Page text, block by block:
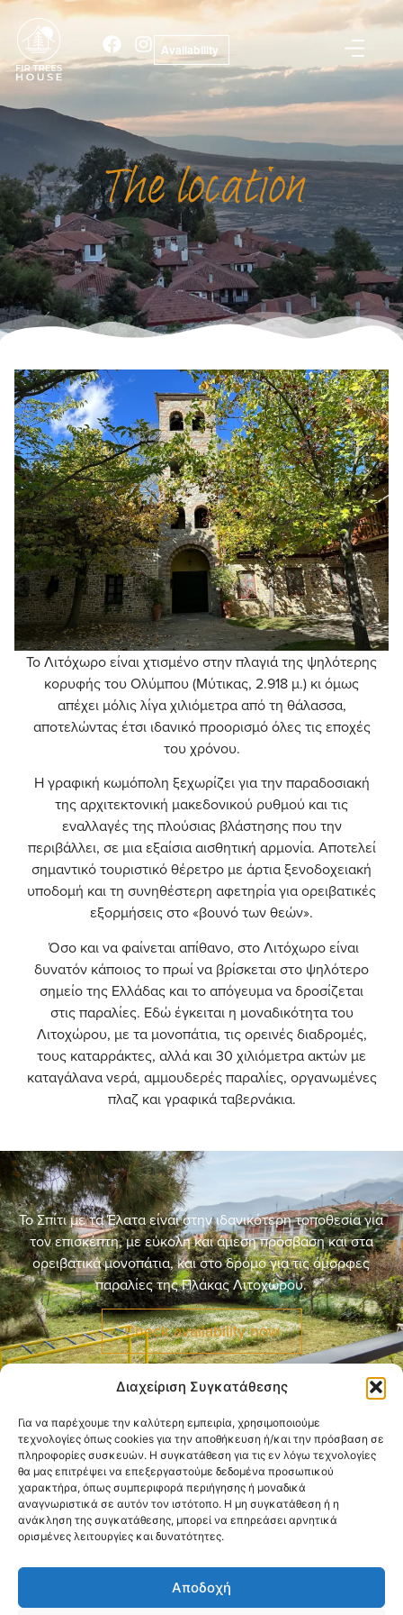
Διαχείριση Συγκατάθεσης
Για να παρέχουμε την καλύτερη εμπειρία, χρησιμοποιούμε
τεχνολογίες όπως cookies για την αποθήκευση ή/και την πρόσβαση σε
πληροφορίες συσκευών. Η συγκατάθεση για τις εν λόγω τεχνολογίες
θα μας επιτρέψει να επεξεργαστούμε δεδομένα προσωπικού
χαρακτήρα, όπως συμπεριφορά περιήγησης ή μοναδικά
αναγνωριστικά σε αυτόν τον ιστότοπο. Η μη συγκατάθεση ή η
ανάκληση της συγκατάθεσης, μπορεί να επηρεάσει αρνητικά
ορισμένες λειτουργίες και δυνατότητες.
Αποδοχή
Availability
The location
Το Λιτόχωρο είναι χτισμένο στην πλαγιά της ψηλότερης
κορυφής του Ολύμπου (Μύτικας, 2.918 μ.) κι όμως
απέχει μόλις λίγα χιλιόμετρα από τη θάλασσα,
αποτελώντας έτσι ιδανικό προορισμό όλες τις εποχές
του χρόνου.
Η γραφική κωμόπολη ξεχωρίζει για την παραδοσιακή
της αρχιτεκτονική μακεδονικού ρυθμού και τις
εναλλαγές της πλούσιας βλάστησης που την
περιβάλλει, σε μια εξαίσια αισθητική αρμονία. Αποτελεί
σημαντικό τουριστικό θέρετρο με άρτια ξενοδοχειακή
υποδομή και τη συνηθέστερη αφετηρία για ορειβατικές
εξορμήσεις στο «βουνό των θεών».
Όσο και να φαίνεται απίθανο, στο Λιτόχωρο είναι
δυνατόν κάποιος το πρωί να βρίσκεται στο ψηλότερο
σημείο της Ελλάδας και το απόγευμα να δροσίζεται
στις παραλίες. Εδώ έγκειται η μοναδικότητα του
Λιτοχώρου, με τα μονοπάτια, τις ορεινές διαδρομές,
τους καταρράκτες, αλλά και 30 χιλιόμετρα ακτών με
καταγάλανα νερά, αμμουδερές παραλίες, οργανωμένες
πλαζ και γραφικά ταβερνάκια.
Το Σπίτι με τα Έλατα είναι στην ιδανικότερη τοποθεσία για
τον επισκέπτη, με εύκολη και άμεση πρόσβαση και στα
ορειβατικά μονοπάτια, και στο δρόμο για τις όμορφες
παραλίες της Πλάκας Λιτοχώρου.
Check availability now
The Fir Trees House
What to do